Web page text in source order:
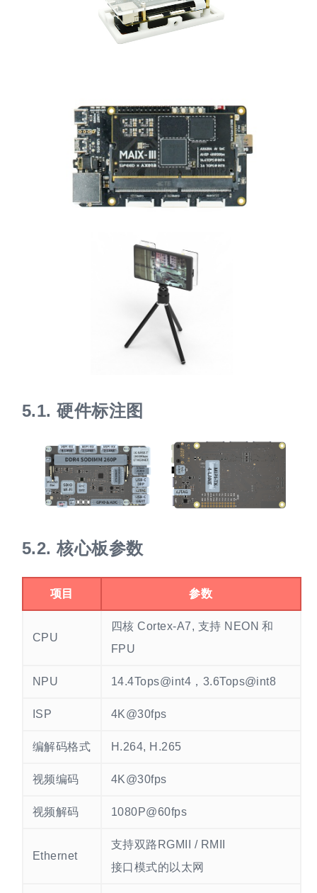
5.1.硬件标注图
5.2.核心板参数
项目 参数
CPU
四核 Cortex-A7, 支持 NEON 和
FPU
NPU 14.4Tops@int4，3.6Tops@int8
ISP 4K@30fps
编解码格式 H.264, H.265
视频编码 4K@30fps
视频解码 1080P@60fps
Ethernet
支持双路RGMII / RMII
接口模式的以太网